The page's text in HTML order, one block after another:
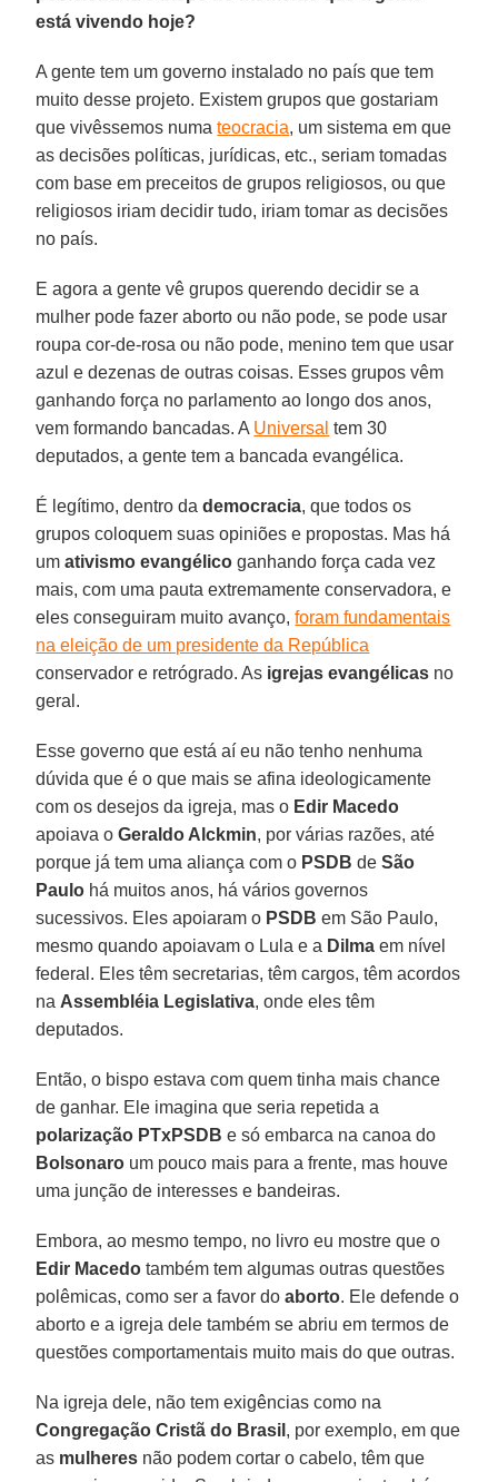
está vivendo hoje?
A gente tem um governo instalado no país que tem
muito desse projeto. Existem grupos que gostariam
que vivêssemos numateocracia, um sistema em que
as decisões políticas, jurídicas, etc., seriam tomadas
com base em preceitos de grupos religiosos, ou que
religiosos iriam decidir tudo, iriam tomar as decisões
no país.
E agora a gente vê grupos querendo decidir se a
mulher pode fazer aborto ou não pode, se pode usar
roupa cor-de-rosa ou não pode, menino tem que usar
azul e dezenas de outras coisas. Esses grupos vêm
ganhando força no parlamento ao longo dos anos,
vem formando bancadas. A Universal tem 30
deputados, a gente tem a bancada evangélica.
É legítimo, dentro dademocracia, que todos os
grupos coloquem suas opiniões e propostas. Mas há
umativismo evangélico ganhando força cada vez
mais, com uma pauta extremamente conservadora, e
eles conseguiram muito avanço,foram fundamentais
na eleição de um presidente da República
conservador e retrógrado. As igrejas evangélicas no
geral.
Esse governo que está aí eu não tenho nenhuma
dúvida que é o que mais se afina ideologicamente
com os desejos da igreja, mas o Edir Macedo
apoiava oGeraldo Alckmin, por várias razões, até
porque já tem uma aliança com o PSDB deSão
Paulo há muitos anos, há vários governos
sucessivos. Eles apoiaram o PSDB em São Paulo,
mesmo quando apoiavam o Lula e a Dilma em nível
federal. Eles têm secretarias, têm cargos, têm acordos
na Assembléia Legislativa, onde eles têm
deputados.
Então, o bispo estava com quem tinha mais chance
de ganhar. Ele imagina que seria repetida a
polarização PTxPSDB e só embarca na canoa do
Bolsonaro um pouco mais para a frente, mas houve
uma junção de interesses e bandeiras.
Embora, ao mesmo tempo, no livro eu mostre que o
Edir Macedo também tem algumas outras questões
polêmicas, como ser a favor doaborto. Ele defende o
aborto e a igreja dele também se abriu em termos de
questões comportamentais muito mais do que outras.
Na igreja dele, não tem exigências como na
Congregação Cristã do Brasil , por exemplo, em que
as mulheres não podem cortar o cabelo, têm que